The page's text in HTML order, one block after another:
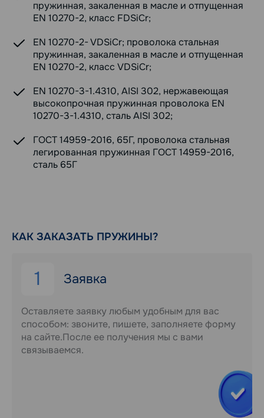
пружинная, закаленная в масле и отпущенная
EN 10270-2, класс FDSiCr;
EN 10270-2- VDSiCr; проволока стальная
пружинная, закаленная в масле и отпущенная
EN 10270-2, класс VDSiCr;
EN 10270-3-1.4310, AISI 302, нержавеющая
высокопрочная пружинная проволока EN
10270-3-1.4310, сталь AISI 302;
ГОСТ 14959-2016, 65Г, проволока стальная
легированная пружинная ГОСТ 14959-2016,
сталь 65Г
КАК ЗАКАЗАТЬ ПРУЖИНЫ?
1 Заявка
Оставляете заявку любым удобным для вас
способом: звоните, пишете, заполняете форму
на сайте.После ее получения мы с вами
связываемся.